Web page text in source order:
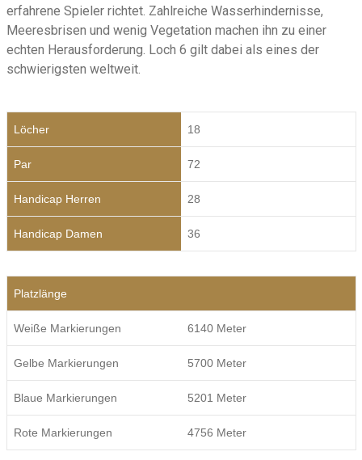
erfahrene Spieler richtet. Zahlreiche Wasserhindernisse,
Meeresbrisen und wenig Vegetation machen ihn zu einer
echten Herausforderung. Loch 6 gilt dabei als eines der
schwierigsten weltweit.
Löcher 18
Par 72
Handicap Herren 28
Handicap Damen 36
Platzlänge
Weiße Markierungen 6140 Meter
Gelbe Markierungen 5700 Meter
Blaue Markierungen 5201 Meter
Rote Markierungen 4756 Meter